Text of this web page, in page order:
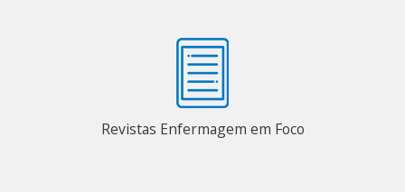
Revistas Enfermagem em Foco